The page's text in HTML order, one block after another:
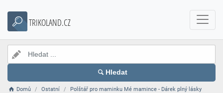
TRIKOLAND.CZ
Hledat
Domů Ostatní Polštář pro maminku Mé mamince - Dárek plný lásky